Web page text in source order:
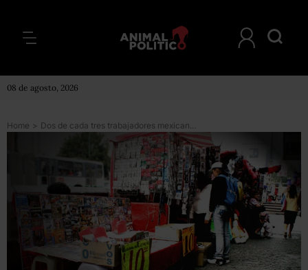
08 de agosto, 2026
Home > Dos de cada tres trabajadores mexicanos laboran en la informalidad